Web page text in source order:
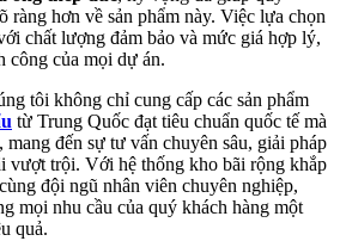
ràng hơn về sản phẩm này. Việc lựa chọn
chất lượng đảm bảo và mức giá hợp lý,
công của mọi dự án.
tôi không chỉ cung cấp các sản phẩm
từ Trung Quốc đạt tiêu chuẩn quốc tế mà
đến sự tư vấn chuyên sâu, giải pháp
vượt trội. Với hệ thống kho bãi rộng khắp
đội ngũ nhân viên chuyên nghiệp,
mọi nhu cầu của quý khách hàng một
quả.